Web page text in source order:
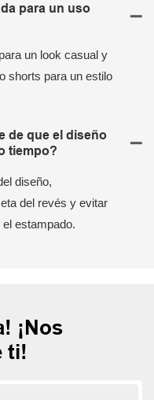
para un uso
un look casual y
shorts para un estilo
de que el diseño
tiempo?
diseño,
del revés y evitar
estampado.
¡Nos
ti!